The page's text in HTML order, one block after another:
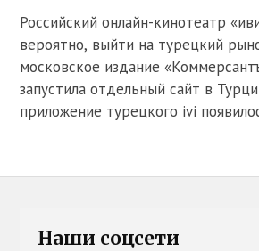
Российский онлайн-кинотеатр
вероятно, выйти на турецкий
московское издание
запустила отдельный сайт в
приложение турецкого ivi
Наши соцсети